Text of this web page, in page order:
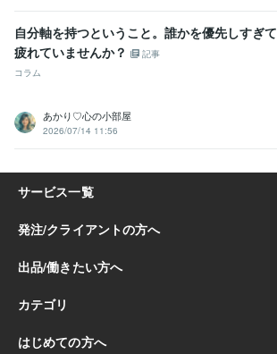
自分軸を持つということ。誰かを優先しすぎて
疲れていませんか？
記事
コラム
あかり♡心の小部屋
2026/07/14 11:56